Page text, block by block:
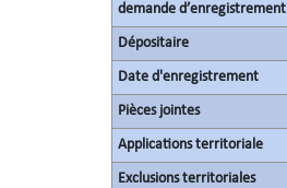
demande d’enregistrement
Dépositaire
Date d'enregistrement
Pièces jointes
Applications territoriale
Exclusions territoriales